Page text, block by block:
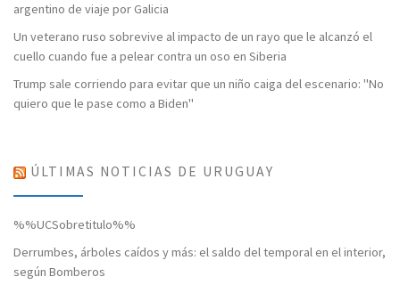
argentino de viaje por Galicia
Un veterano ruso sobrevive al impacto de un rayo que le alcanzó el
cuello cuando fue a pelear contra un oso en Siberia
Trump sale corriendo para evitar que un niño caiga del escenario: "No
quiero que le pase como a Biden"
ÚLTIMAS NOTICIAS DE URUGUAY
%%UCSobretitulo%%
Derrumbes, árboles caídos y más: el saldo del temporal en el interior,
según Bomberos